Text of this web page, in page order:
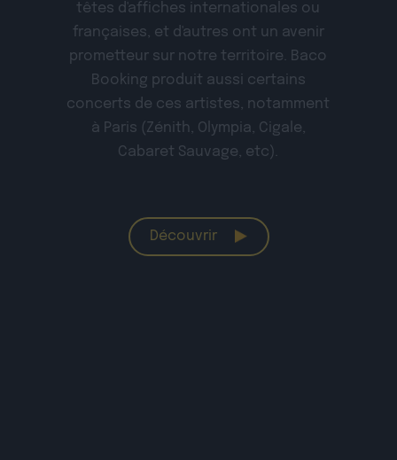
têtes d'affiches internationales ou
françaises, et d'autres ont un avenir
prometteur sur notre territoire. Baco
Booking produit aussi certains
concerts de ces artistes, notamment
à Paris (Zénith, Olympia, Cigale,
Cabaret Sauvage, etc).
Découvrir